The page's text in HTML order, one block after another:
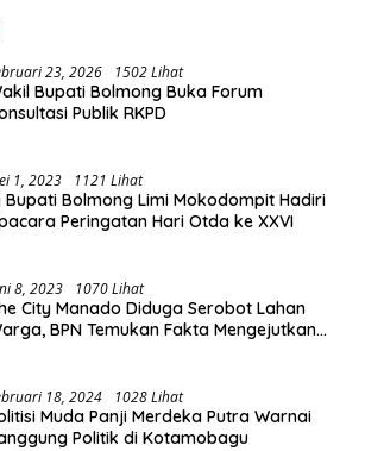
23, 2026 1502 Lihat
Bupati Bolmong Buka Forum
Publik RKPD
1, 2023 1121 Lihat
Bupati Bolmong Limi Mokodompit Hadiri
Peringatan Hari Otda ke XXVI
8, 2023 1070 Lihat
City Manado Diduga Serobot Lahan
BPN Temukan Fakta Mengejutkan
18, 2024 1028 Lihat
Muda Panji Merdeka Putra Warnai
Politik di Kotamobagu